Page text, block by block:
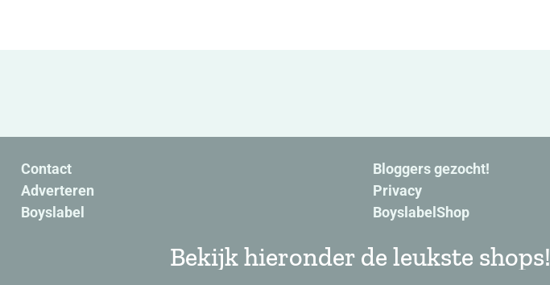
Contact
Adverteren
Boyslabel
Bloggers gezocht!
Privacy
BoyslabelShop
Bekijk hieronder de leukste shops!